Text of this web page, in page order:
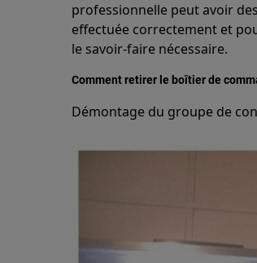
professionnelle peut avoir
effectuée correctement et
le savoir-faire nécessaire.
Comment retirer le boîtier de
Démontage du groupe de